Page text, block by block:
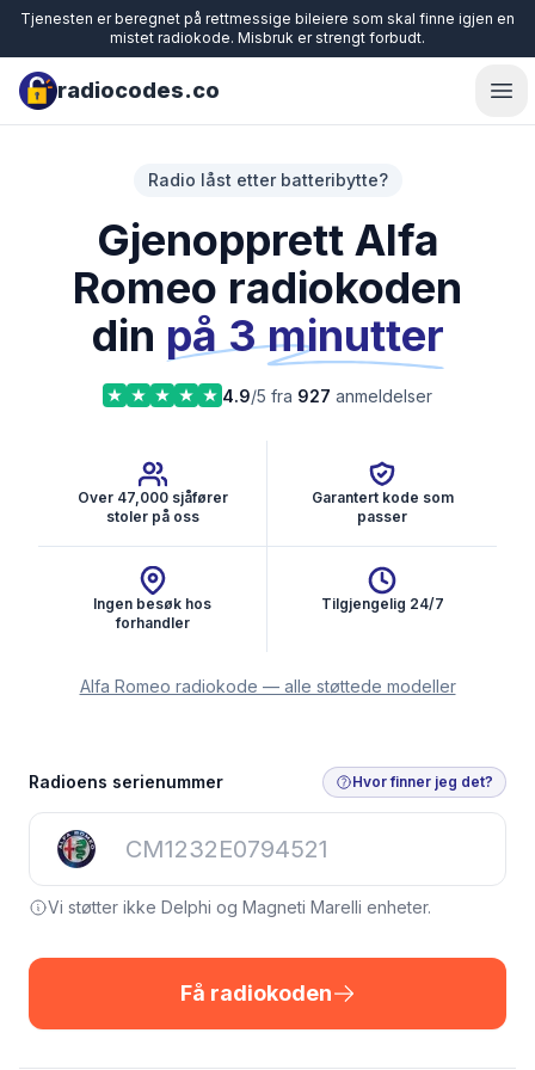
Tjenesten er beregnet på rettmessige bileiere som skal finne igjen en
mistet radiokode. Misbruk er strengt forbudt.
radiocodes.co
Radio låst etter batteribytte?
Gjenopprett Alfa
Romeo radiokoden
din på 3 minutter
4.9/5 fra 927 anmeldelser
Over 47,000 sjåfører
stoler på oss
Garantert kode som
passer
Ingen besøk hos
forhandler
Tilgjengelig 24/7
Alfa Romeo radiokode — alle støttede modeller
Radioens serienummer Hvor finner jeg det?
Vi støtter ikke Delphi og Magneti Marelli enheter.
Få radiokoden